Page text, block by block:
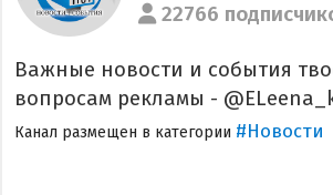
22766
Важные новости и события
вопросам рекламы -
Канал размещен в категории #Новости